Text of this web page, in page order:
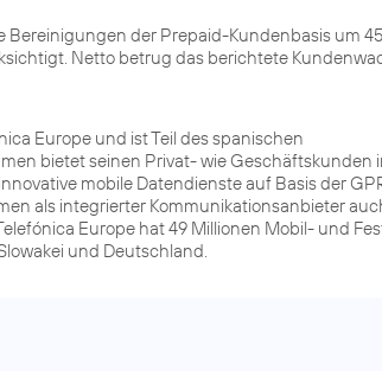
Bereinigungen der Prepaid-Kundenbasis um
Netto betrug das berichtete
Europe und ist Teil des spanischen
bietet seinen Privat- wie Geschäftskunden
mobile Datendienste auf Basis der
als integrierter Kommunikationsanbieter
Europe hat 49 Millionen Mobil- und
und Deutschland.